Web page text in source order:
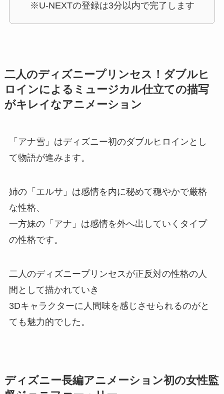
※U-NEXTの登録は3分以内で完了します
二人のディズニープリンセス！ダブルヒ
ロインによるミュージカル仕立ての描写
がキレイなアニメーション
「アナ雪」はディズニー初のダブルヒロインとし
て物語が進みます。
姉の「エルサ」は感情を内に秘めて穏やかで厳格
な性格、
一方妹の「アナ」は感情を外へ出していくタイプ
の性格です。
二人のディズニープリンセスが正反対の性格の人
間として描かれていき
3Dキャラクターに人間味を感じさせられるのがと
ても魅力的でした。
ディズニー長編アニメーション初の女性監